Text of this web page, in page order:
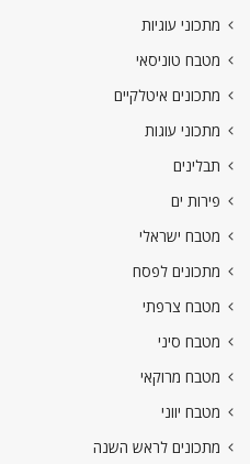
מתכוני עוגיות
מטבח טוניסאי
מתכונים איטלקיים
מתכוני עוגות
תבלינים
פירות ים
מטבח ישראלי
מתכונים לפסח
מטבח צרפתי
מטבח סיני
מטבח מרוקאי
מטבח יווני
מתכונים לראש השנה